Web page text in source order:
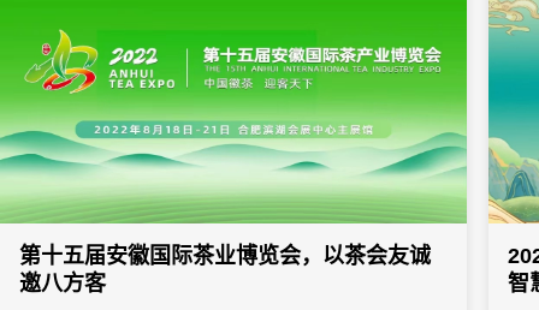
第十五届安徽国际茶业博览会，以茶会友诚
邀八方客
智